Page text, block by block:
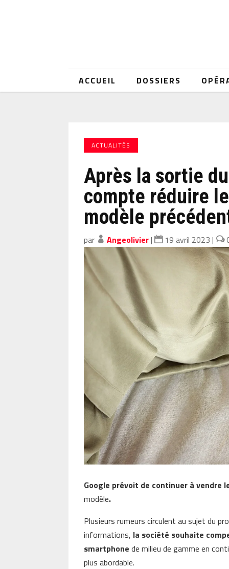
ACCUEIL DOSSIERS
ACTUALITÉS
Après la sortie
compte réduire
modèle
par Angeolivier| 19 avril 2023 |
Google prévoit de continuer à vendre
modèle.
Plusieurs rumeurs circulent au sujet du
informations, la société souhaite
smartphone de milieu de gamme en
plus abordable.